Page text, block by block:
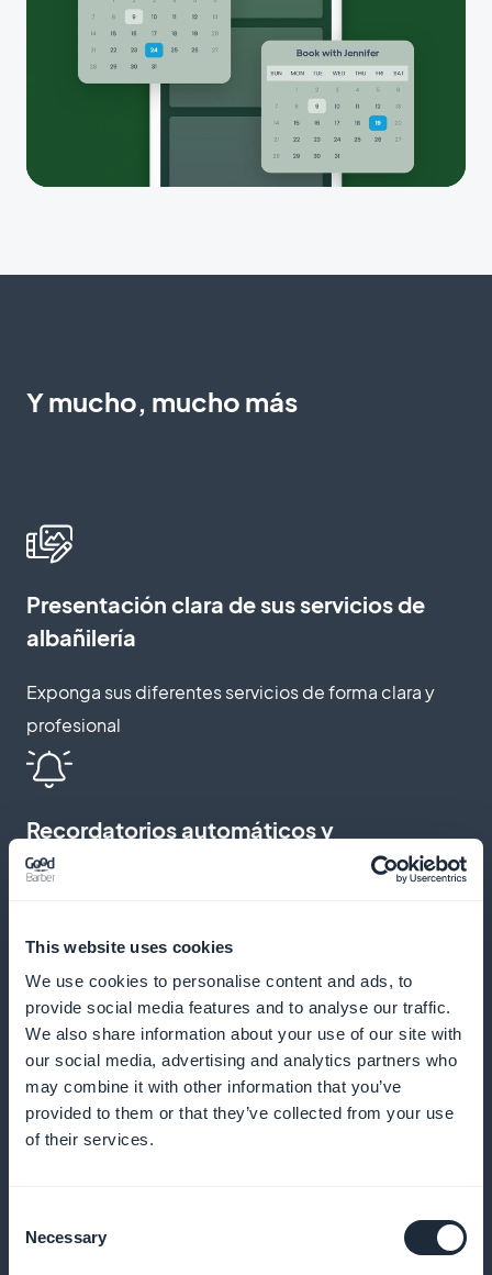
This website uses cookies
We use cookies to personalise content and ads, to
provide social media features and to analyse our traffic.
We also share information about your use of our site with
our social media, advertising and analytics partners who
may combine it with other information that you’ve
provided to them or that they’ve collected from your use
of their services.
Selection
Necessary
Y mucho, mucho más
Presentación clara de sus servicios de
albañilería
Exponga sus diferentes servicios de forma clara y
profesional
Recordatorios automáticos y
notificaciones push
ausencias y fomentar las reservas regulares
Programa de fidelización para sus
clientes
Premie a sus clientes fieles con ventajas y